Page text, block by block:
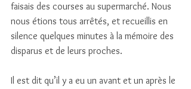
faisais des courses au supermarché. Nous
nous étions tous arrêtés, et recueillis en
silence quelques minutes à la mémoire des
disparus et de leurs proches.
Il est dit qu’il y a eu un avant et un après le